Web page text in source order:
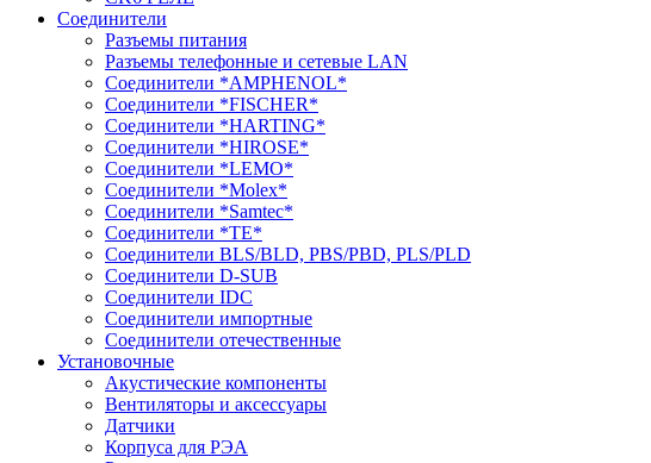
Соединители
Разъемы питания
Разъемы телефонные и сетевые LAN
Соединители *AMPHENOL*
Соединители *FISCHER*
Соединители *HARTING*
Соединители *HIROSE*
Соединители *LEMO*
Соединители *Molex*
Соединители *Samtec*
Соединители *TE*
Соединители BLS/BLD, PBS/PBD, PLS/PLD
Соединители D-SUB
Соединители IDC
Соединители импортные
Соединители отечественные
Установочные
Акустические компоненты
Вентиляторы и аксессуары
Датчики
Корпуса для РЭА